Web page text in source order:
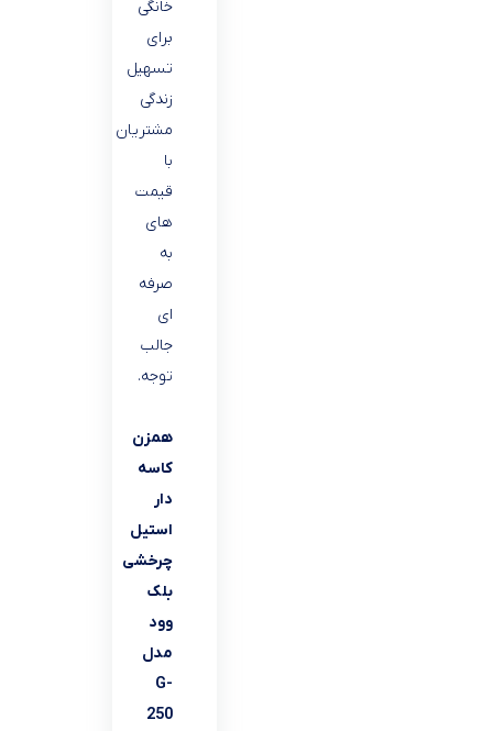
خانگی
برای
تسهیل
زندگی
مشتریان
با
قیمت
های
به
صرفه
ای
جالب
توجه.
همزن
کاسه
دار
استیل
چرخشی
بلک
وود
مدل
G-
250